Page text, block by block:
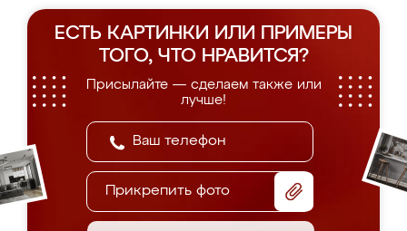
ЕСТЬ КАРТИНКИ ИЛИ ПРИМЕРЫ
ТОГО, ЧТО НРАВИТСЯ?
Присылайте — сделаем также или
лучше!
Прикрепить фото